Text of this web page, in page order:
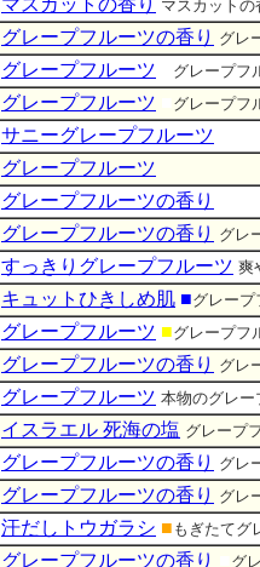
マスカットの香り マスカットの
グレープフルーツの香り グレ
グレープフルーツ グレープフ
グレープフルーツ グレープフ
サニーグレープフルーツ
グレープフルーツ
グレープフルーツの香り
グレープフルーツの香り グレ
すっきりグレープフルーツ 爽
キュットひきしめ肌 ■グレープ
グレープフルーツ ■グレープフ
グレープフルーツの香り グレ
グレープフルーツ 本物のグレー
イスラエル 死海の塩 グレープ
グレープフルーツの香り グレ
グレープフルーツの香り グレ
汗だしトウガラシ ■ もぎたてグ
グレープフルーツの香り グ